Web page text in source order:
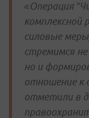
«Операция
комплексной
силовые
стремимся
но и
отношение к
отметили в